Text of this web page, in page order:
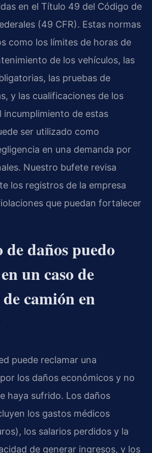
en el Título 49 del Código de
(49 CFR). Estas normas
como los límites de horas de
de los vehículos, las
las pruebas de
y las cualificaciones de los
incumplimiento de estas
ser utilizado como
en una demanda por
Nuestro bufete revisa
los registros de la empresa
que puedan fortalecer
daños puedo
un caso de
camión en
puede reclamar una
los daños económicos y no
haya sufrido. Los daños
los gastos médicos
los salarios perdidos y la
de generar ingresos, y los